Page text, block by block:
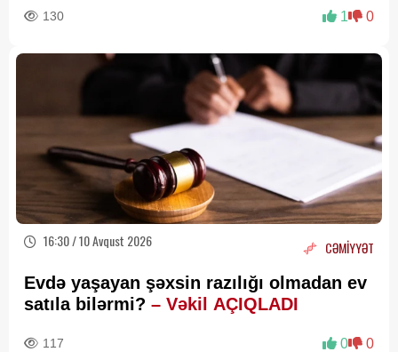
130 1 0
16:30 / 10 Avqust 2026 CƏMİYYƏT
Evdə yaşayan şəxsin razılığı olmadan ev
satıla bilərmi? – Vəkil AÇIQLADI
117 0 0